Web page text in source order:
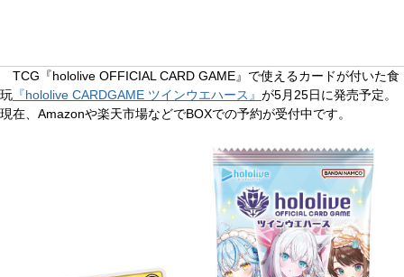
TCG『hololive OFFICIAL CARD GAME』で使えるカードが付いた食
玩 『hololive CARDGAME ツインウエハース』 が5月25日に発売予定。
現在、Amazonや楽天市場などでBOXでの予約が受付中です。